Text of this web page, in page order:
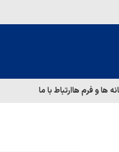
ها و فرم هاارتباط با ما